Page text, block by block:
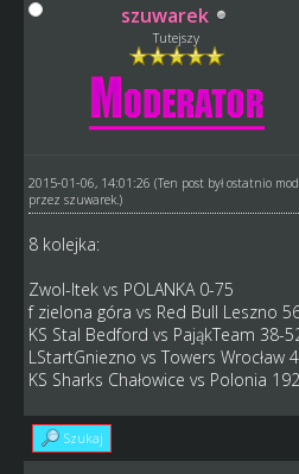
szuwarek
Tutejszy
2015-01-06, 14:01:26 (Ten post był ostatnio
przez szuwarek.)
8 kolejka:
Zwol-Itek vs POLANKA 0-75
f zielona góra vs Red Bull Leszno
KS Stal Bedford vs PająkTeam 38-
LStartGniezno vs Towers Wrocław
KS Sharks Chałowice vs Polonia
Szukaj